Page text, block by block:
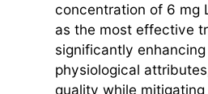
concentration of 6 mg
as the most effective
significantly
physiological
quality while